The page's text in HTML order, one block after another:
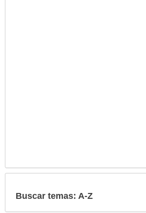
Buscar temas: A-Z